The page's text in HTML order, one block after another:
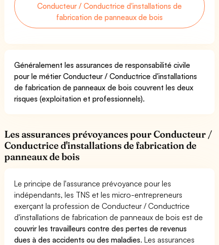
Conducteur / Conductrice d'installations de
fabrication de panneaux de bois
Généralement les assurances de responsabilité civile
pour le métier Conducteur / Conductrice d'installations
de fabrication de panneaux de bois couvrent les deux
risques (exploitation et professionnels).
Les assurances prévoyances pour Conducteur /
Conductrice d'installations de fabrication de
panneaux de bois
Le principe de l'assurance prévoyance pour les
indépendants, les TNS et les micro-entrepreneurs
exerçant la profession de Conducteur / Conductrice
d'installations de fabrication de panneaux de bois est de
couvrir les travailleurs contre des pertes de revenus
dues à des accidents ou des maladies. Les assurances